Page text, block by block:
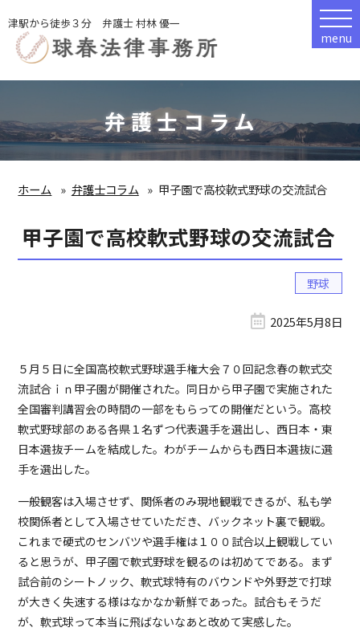
津駅から徒歩３分 弁護士 村林 優一
menu
弁護士コラム
ホーム 弁護士コラム 甲子園で高校軟式野球の交流試合
甲子園で高校軟式野球の交流試合
野球
2025年5月8日
５月５日に全国高校軟式野球選手権大会７０回記念春の軟式交
流試合ｉｎ甲子園が開催された。同日から甲子園で実施された
全国審判講習会の時間の一部をもらっての開催だという。高校
軟式野球部のある各県１名ずつ代表選手を選出し、西日本・東
日本選抜チームを結成した。わがチームからも西日本選抜に選
手を選出した。
一般観客は入場させず、関係者のみ現地観戦できるが、私も学
校関係者として入場させていただき、バックネット裏で観戦。
これまで硬式のセンバツや選手権は１００試合以上観戦してい
ると思うが、甲子園で軟式野球を観るのは初めてである。まず
試合前のシートノック、軟式球特有のバウンドや外野芝で打球
が大きく失速する様はなかなか新鮮であった。試合もそうだ
が、軟式球って本当に飛ばないなあと改めて実感した。